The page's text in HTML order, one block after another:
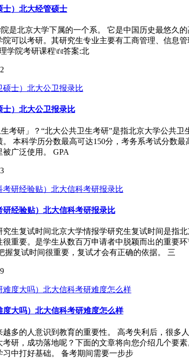
士）北大经管硕士
是北京大学下属的一个系。 它是中国历史最悠久
可以考研。其研究生专业主要有工商管理、信息
学院考研课程\t\t答案:北
士）北大公卫报录比
考研」？“北大公共卫生考研”是指北京大学公共
本科学历分数最高可达150分，考务系考试分数
广泛使用。 GPA
经验贴）北大信科考研报录比
生复试时间北京大学情报学研究生复试时间是指
很重要。是学生从数百万申请者中脱颖而出的重要
握复试时间很重要，复试才会有正确的依据。 三
度大吗）北大信科考研难度怎么样
越多的人意识到教育的重要性。 高考失利后，很
研，成功落地呢？下面的文章将向您介绍几个要
中打好基础。 备考期间需要一步步